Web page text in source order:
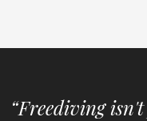
“Freediving